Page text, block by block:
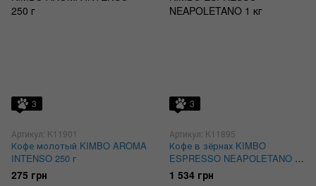
3
Артикул: K11901
Кофе молотый KIMBO AROMA
INTENSO 250 г
275 грн
3
Артикул: K11895
Кофе в зёрнах KIMBO
ESPRESSO NEAPOLETANO 1
кг
1 534 грн